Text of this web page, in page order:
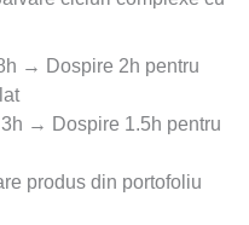
→ Dospire 2h pentru
→ Dospire 1.5h pentru
produs din portofoliu